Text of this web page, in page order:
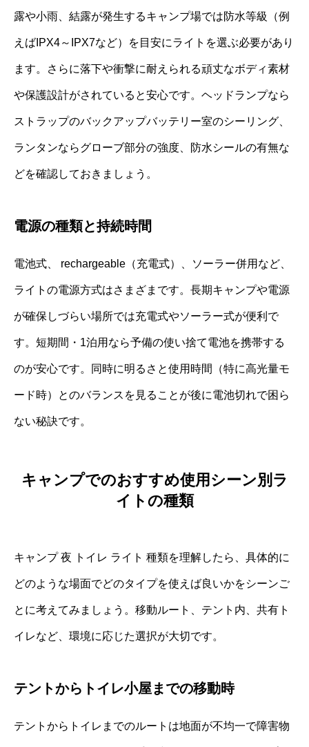
露や小雨、結露が発生するキャンプ場では防水等級（例
えばIPX4～IPX7など）を目安にライトを選ぶ必要があり
ます。さらに落下や衝撃に耐えられる頑丈なボディ素材
や保護設計がされていると安心です。ヘッドランプなら
ストラップのバックアップバッテリー室のシーリング、
ランタンならグローブ部分の強度、防水シールの有無な
どを確認しておきましょう。
電源の種類と持続時間
電池式、 rechargeable（充電式）、ソーラー併用など、
ライトの電源方式はさまざまです。長期キャンプや電源
が確保しづらい場所では充電式やソーラー式が便利で
す。短期間・1泊用なら予備の使い捨て電池を携帯する
のが安心です。同時に明るさと使用時間（特に高光量モ
ード時）とのバランスを見ることが後に電池切れで困ら
ない秘訣です。
キャンプでのおすすめ使用シーン別ラ
イトの種類
キャンプ 夜 トイレ ライト 種類を理解したら、具体的に
どのような場面でどのタイプを使えば良いかをシーンご
とに考えてみましょう。移動ルート、テント内、共有ト
イレなど、環境に応じた選択が大切です。
テントからトイレ小屋までの移動時
テントからトイレまでのルートは地面が不均一で障害物